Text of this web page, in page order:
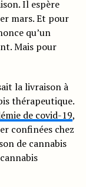
Il espère
mars. Et pour
qu’un
Mais pour
la livraison à
thérapeutique.
de covid-19,
confinées chez
de cannabis